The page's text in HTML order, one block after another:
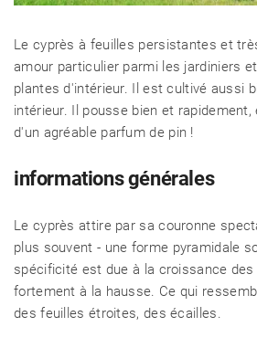
Le cyprès à feuilles persistantes et
amour particulier parmi les jardiniers
plantes d'intérieur. Il est cultivé aussi
intérieur. Il pousse bien et
d'un agréable parfum de pin !
informations générales
Le cyprès attire par sa couronne
plus souvent - une forme pyramidale
spécificité est due à la croissance
fortement à la hausse. Ce qui
des feuilles étroites, des écailles.